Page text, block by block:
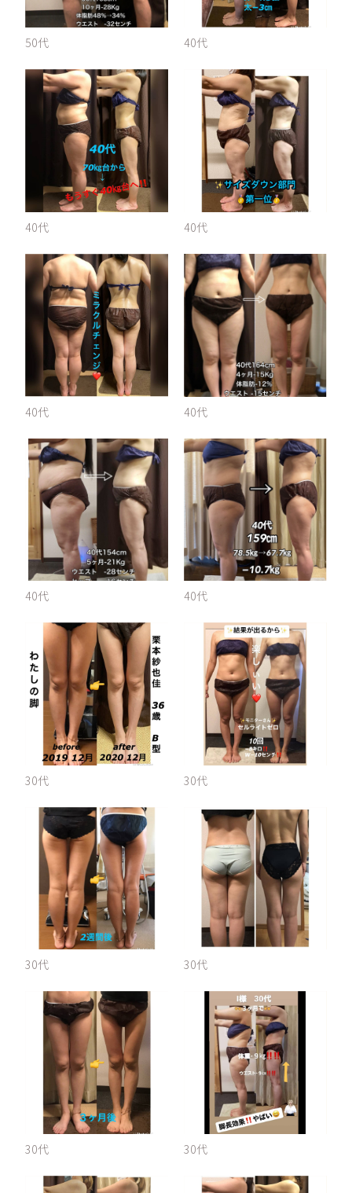
50代 40代
40代 40代
40代 40代
40代 40代
30代 30代
30代 30代
30代 30代